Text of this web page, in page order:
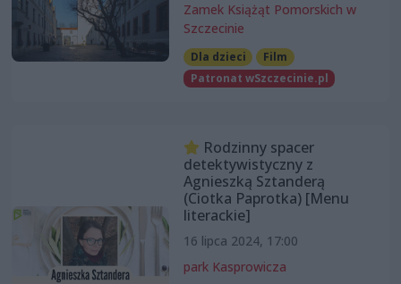
Zamek Książąt Pomorskich w
Szczecinie
Dla dzieci
Film
Patronat wSzczecinie.pl
Rodzinny spacer
detektywistyczny z
Agnieszką Sztanderą
(Ciotka Paprotka) [Menu
literackie]
16 lipca 2024, 17:00
park Kasprowicza